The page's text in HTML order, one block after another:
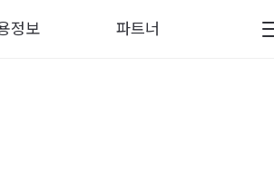
정보 파트너